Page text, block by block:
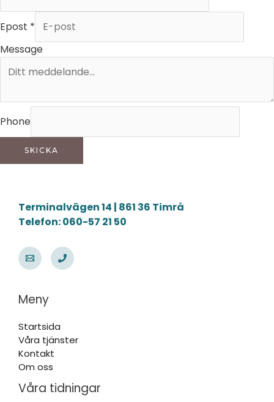
Epost *
Message
Phone
SKICKA
Terminalvägen 14 | 861 36 Timrå
Telefon: 060-57 21 50
Meny
Startsida
Våra tjänster
Kontakt
Om oss
Våra tidningar